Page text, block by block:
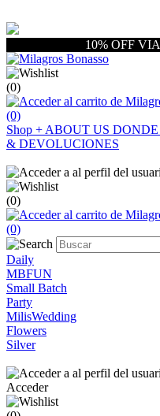
10% OFF
(0)
(0)
Shop + ABOUT US DONDE
& DEVOLUCIONES
(0)
(0)
Daily
MBFUN
Small Batch
Party
MilisWedding
Flowers
Silver
Acceder